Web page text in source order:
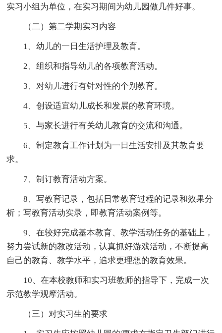
实习小组为单位，在实习期间为幼儿园做几件好事。
（二）第二学期实习内容
1、幼儿的一日生活护理及教育。
2、组织和指导幼儿的各项教育活动。
3、对幼儿进行有针对性的个别教育。
4、创设适宜幼儿成长和发展的教育环境。
5、与家长进行有关幼儿教育的交流和沟通。
6、制定教育工作计划为一日生活安排及其教育要
求。
7、制订教育活动方案。
8、写教育记录，包括日常教育过程的记录和效果分
析；写教育活动实录，即教育活动案例等。
9、在较好完成基本教育、教学活动任务的基础上，
努力尝试新的教改活动，认真抓好游戏活动，不断提高
自己的教育、教学水平，追求更理想的教育效果。
10、在本校教师和实习班教师的指导下，完成一次
示范教学观摩活动。
（三）对实习生的要求